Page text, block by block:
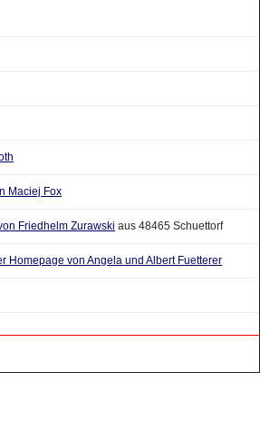
Maciej Fox
Friedhelm Zurawski aus 48465 Schuettorf
Homepage von Angela und Albert Fuetterer